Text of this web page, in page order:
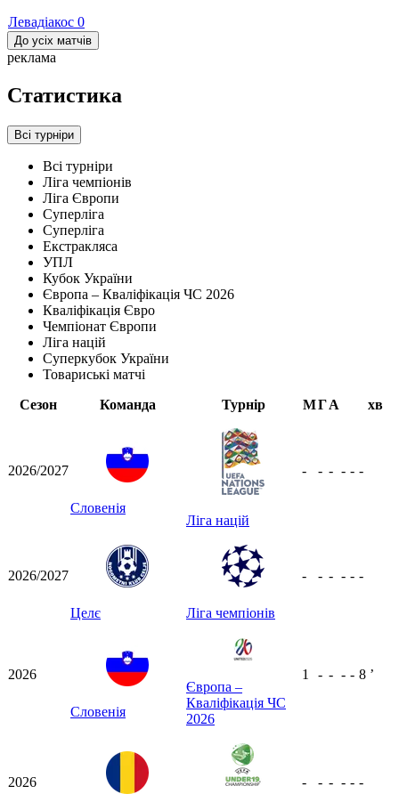
Левадіакос 0
До усіх матчів
реклама
Статистика
Всі турніри
Всі турніри
Ліга чемпіонів
Ліга Європи
Суперліга
Суперліга
Екстракляса
УПЛ
Кубок України
Європа – Кваліфікація ЧС 2026
Кваліфікація Євро
Чемпіонат Європи
Ліга націй
Суперкубок України
Товариські матчі
Сезон
Команда Турнір МГА хв
2026/2027
Словенія
Ліга націй
- - - - - -
2026/2027
Целє Ліга чемпіонів
- - - - - -
2026
Словенія
Європа –
Кваліфікація ЧС
2026
1 - - - - 8 ʼ
2026 - - - - - -